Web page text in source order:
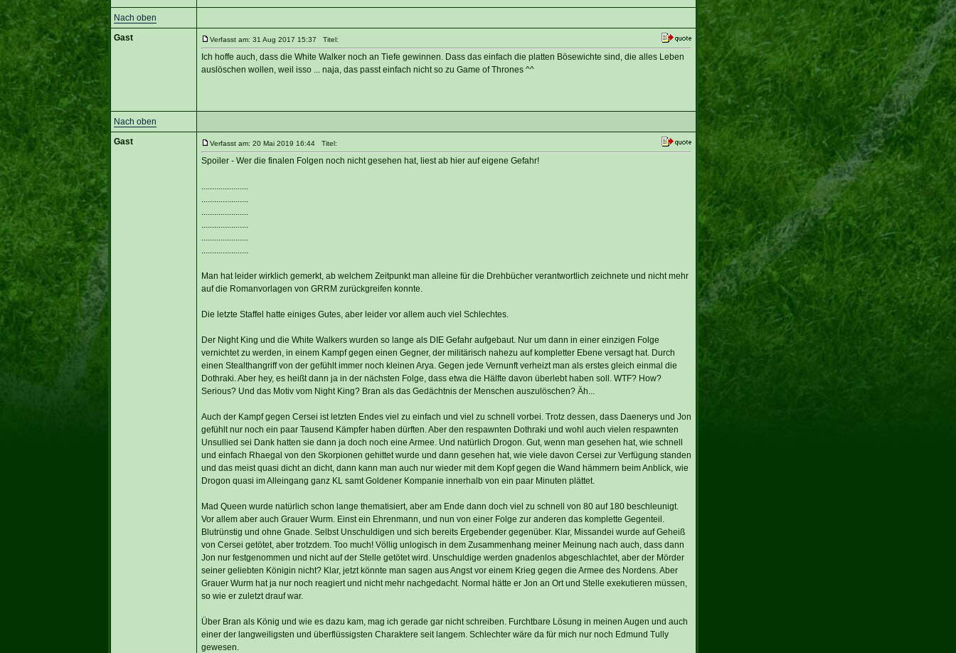
Nach oben
Gast
Verfasst am: 31 Aug 2017 15:37 Titel:
Ich hoffe auch, dass die White Walker noch an Tiefe gewinnen. Dass das einfach die platten Bösewichte sind, die alles Leben
auslöschen wollen, weil isso ... naja, das passt einfach nicht so zu Game of Thrones ^^
Nach oben
Gast
Verfasst am: 20 Mai 2019 16:44 Titel:
Spoiler - Wer die finalen Folgen noch nicht gesehen hat, liest ab hier auf eigene Gefahr!
......................
......................
......................
......................
......................
......................
Man hat leider wirklich gemerkt, ab welchem Zeitpunkt man alleine für die Drehbücher verantwortlich zeichnete und nicht mehr
auf die Romanvorlagen von GRRM zurückgreifen konnte.
Die letzte Staffel hatte einiges Gutes, aber leider vor allem auch viel Schlechtes.
Der Night King und die White Walkers wurden so lange als DIE Gefahr aufgebaut. Nur um dann in einer einzigen Folge
vernichtet zu werden, in einem Kampf gegen einen Gegner, der militärisch nahezu auf kompletter Ebene versagt hat. Durch
einen Stealthangriff von der gefühlt immer noch kleinen Arya. Gegen jede Vernunft verheizt man als erstes gleich einmal die
Dothraki. Aber hey, es heißt dann ja in der nächsten Folge, dass etwa die Hälfte davon überlebt haben soll. WTF? How?
Serious? Und das Motiv vom Night King? Bran als das Gedächtnis der Menschen auszulöschen? Äh...
Auch der Kampf gegen Cersei ist letzten Endes viel zu einfach und viel zu schnell vorbei. Trotz dessen, dass Daenerys und Jon
gefühlt nur noch ein paar Tausend Kämpfer haben dürften. Aber den respawnten Dothraki und wohl auch vielen respawnten
Unsullied sei Dank hatten sie dann ja doch noch eine Armee. Und natürlich Drogon. Gut, wenn man gesehen hat, wie schnell
und einfach Rhaegal von den Skorpionen gehittet wurde und dann gesehen hat, wie viele davon Cersei zur Verfügung standen
und das meist quasi dicht an dicht, dann kann man auch nur wieder mit dem Kopf gegen die Wand hämmern beim Anblick, wie
Drogon quasi im Alleingang ganz KL samt Goldener Kompanie innerhalb von ein paar Minuten plättet.
Mad Queen wurde natürlich schon lange thematisiert, aber am Ende dann doch viel zu schnell von 80 auf 180 beschleunigt.
Vor allem aber auch Grauer Wurm. Einst ein Ehrenmann, und nun von einer Folge zur anderen das komplette Gegenteil.
Blutrünstig und ohne Gnade. Selbst Unschuldigen und sich bereits Ergebender gegenüber. Klar, Missandei wurde auf Geheiß
von Cersei getötet, aber trotzdem. Too much! Völlig unlogisch in dem Zusammenhang meiner Meinung nach auch, dass dann
Jon nur festgenommen und nicht auf der Stelle getötet wird. Unschuldige werden gnadenlos abgeschlachtet, aber der Mörder
seiner geliebten Königin nicht? Klar, jetzt könnte man sagen aus Angst vor einem Krieg gegen die Armee des Nordens. Aber
Grauer Wurm hat ja nur noch reagiert und nicht mehr nachgedacht. Normal hätte er Jon an Ort und Stelle exekutieren müssen,
so wie er zuletzt drauf war.
Über Bran als König und wie es dazu kam, mag ich gerade gar nicht schreiben. Furchtbare Lösung in meinen Augen und auch
einer der langweiligsten und überflüssigsten Charaktere seit langem. Schlechter wäre da für mich nur noch Edmund Tully
gewesen.